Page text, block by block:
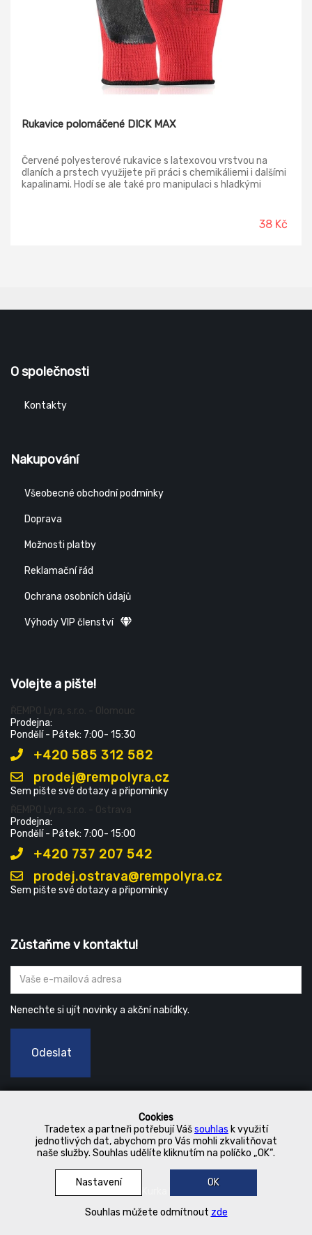
Cookies
Tradetex a partneři potřebují Vášsouhlas k využití
jednotlivých dat, abychom pro Vás mohli zkvalitňovat
naše služby. Souhlas udělíte kliknutím na políčko „OK“.
Nastavení OK
Souhlas můžete odmítnout zde
Rukavice polomáčené DICK MAX
Červené polyesterové rukavice s latexovou vrstvou na
dlaních a prstech využijete při práci s chemikáliemi i dalšími
kapalinami. Hodí se ale také pro manipulaci s hladkými
proti oděru a vysokou odolnost proti trhání. Pružná bezešvá
manžeta drží rukavice na správném místě a zároveň neškrtí
38 Kč
O společnosti
Kontakty
Nakupování
Všeobecné obchodní podmínky
Doprava
Možnosti platby
Reklamační řád
Ochrana osobních údajů
Výhody VIP členství
Volejte a pište!
ŘEMPO Lyra, s.r.o. - Olomouc
Prodejna:
Pondělí - Pátek: 7:00- 15:30
+420 585 312 582
prodej@rempolyra.cz
Sem pište své dotazy a připomínky
ŘEMPO Lyra, s.r.o. - Ostrava
Prodejna:
Pondělí - Pátek: 7:00- 15:00
+420 737 207 542
prodej.ostrava@rempolyra.cz
Sem pište své dotazy a připomínky
Zůstaňme v kontaktu!
Nenechte si ujít novinky a akční nabídky.
Odeslat